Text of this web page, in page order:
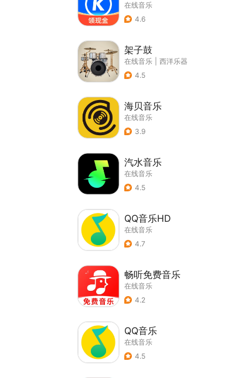
在线音乐
4.6
架子鼓
在线音乐
西洋乐器
4.5
海贝音乐
在线音乐
3.9
汽水音乐
在线音乐
4.5
QQ音乐HD
在线音乐
4.7
畅听免费音乐
在线音乐
4.2
QQ音乐
在线音乐
4.5